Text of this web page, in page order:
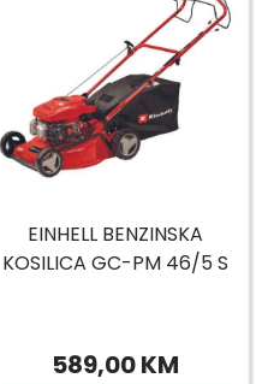
EINHELL BENZINSKA
KOSILICA GC-PM 46/5 S
589,00 KM